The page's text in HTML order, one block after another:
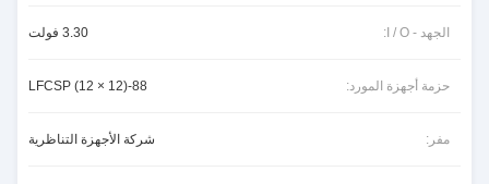
الجهد - I / O: 3.30 فولت
حزمة أجهزة المورد: 88-LFCSP (12 × 12)
مفر: شركة الأجهزة التناظرية